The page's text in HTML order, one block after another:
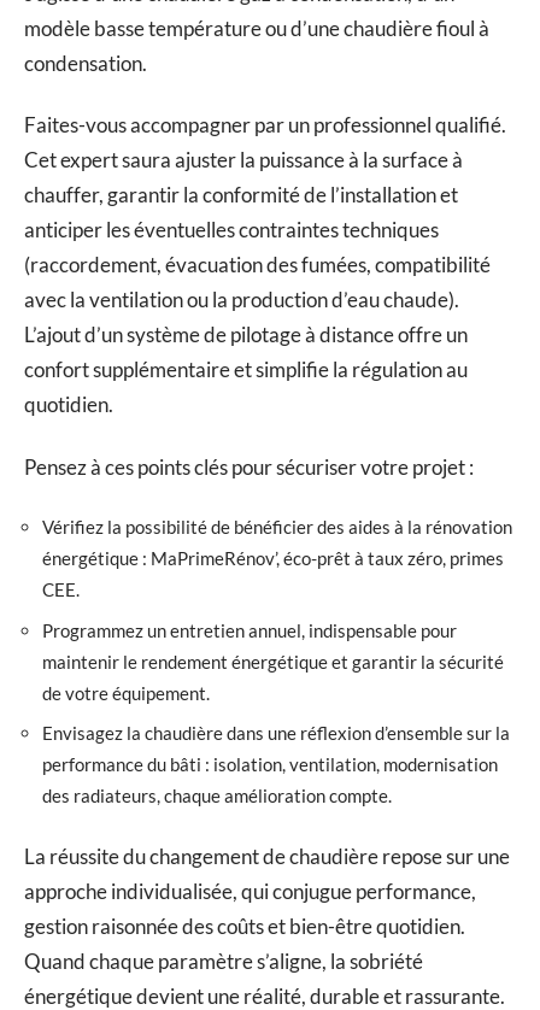
modèle basse température ou d’une chaudière fioul à
condensation.
Faites-vous accompagner par un professionnel qualifié.
Cet expert saura ajuster la puissance à la surface à
chauffer, garantir la conformité de l’installation et
anticiper les éventuelles contraintes techniques
(raccordement, évacuation des fumées, compatibilité
avec la ventilation ou la production d’eau chaude).
L’ajout d’un système de pilotage à distance offre un
confort supplémentaire et simplifie la régulation au
quotidien.
Pensez à ces points clés pour sécuriser votre projet :
Vérifiez la possibilité de bénéficier des aides à la rénovation
énergétique : MaPrimeRénov’, éco-prêt à taux zéro, primes
CEE.
Programmez un entretien annuel, indispensable pour
maintenir le rendement énergétique et garantir la sécurité
de votre équipement.
Envisagez la chaudière dans une réflexion d’ensemble sur la
performance du bâti : isolation, ventilation, modernisation
des radiateurs, chaque amélioration compte.
La réussite du changement de chaudière repose sur une
approche individualisée, qui conjugue performance,
gestion raisonnée des coûts et bien-être quotidien.
Quand chaque paramètre s’aligne, la sobriété
énergétique devient une réalité, durable et rassurante.